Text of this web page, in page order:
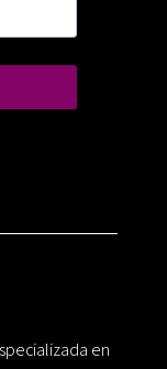
en